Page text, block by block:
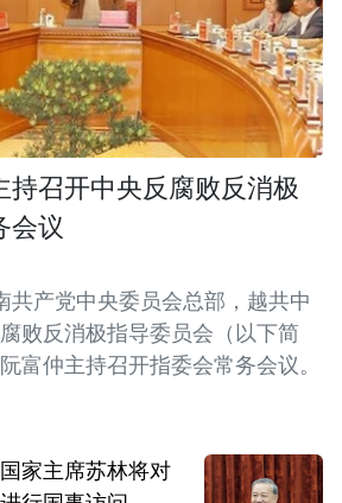
持召开中央反腐败反消极
会议
共产党中央委员会总部，越共中
败反消极指导委员会（以下简
富仲主持召开指委会常务会议。
家主席苏林将对